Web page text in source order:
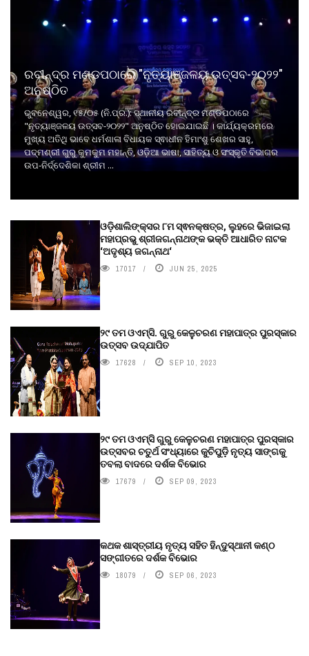
ରବୀନ୍ଦ୍ର ମଣ୍ଡପଠାରେ "ନୃତ୍ୟାଞ୍ଜଳୟ ଉତ୍ସବ-୨୦୨୨"
ଅନୁଷ୍ଠିତ
ଭୁବନେଶ୍ୱର, ୧୫/୦୫ (ନି.ପ୍ର.): ସ୍ଥାନୀୟ ରବୀନ୍ଦ୍ର ମଣ୍ଡପଠାରେ
"ନୃତ୍ୟାଞ୍ଜଳୟ ଉତ୍ସବ-୨୦୨୨" ଅନୁଷ୍ଠିତ ହୋଇଯାଇଛି । କାର୍ଯ୍ୟକ୍ରମରେ
ମୁଖ୍ୟ ଅତିଥି ଭାବେ ଧର୍ମଶାଳା ବିଧାୟକ ସ୍ଵାଧୀନ ହିମାଂଶୁ ଶେଖର ସାହୁ,
ପଦ୍ମଶ୍ରୀ ଗୁରୁ କୁମକୁମ ମହାନ୍ତି, ଓଡ଼ିଆ ଭାଷା, ସାହିତ୍ୟ ଓ ସଂସ୍କୃତି ବିଭାଗର
ଉପ-ନିର୍ଦ୍ଦେଶିକା ଶ୍ରୀମ ...
ଓଡ଼ିଶାଲିଙ୍କ୍ସର ୮ମ ସ୍ଵନକ୍ଷତ୍ର, ଲୁହରେ ଭିଜାଇଲା
ମହାପ୍ରଭୁ ଶ୍ରୀଜଗନ୍ନାଥଙ୍କ ଭକ୍ତି ଆଧାରିତ ନାଟକ
‘ଅଦୃଶ୍ୟ ଜଗନ୍ନାଥ‘
17017 JUN 25, 2025
୨୯ ତମ ଓଏମ୍‌ସି. ଗୁରୁ କେଳୁଚରଣ ମହାପାତ୍ର ପୁରସ୍କାର
ଉତ୍ସବ ଉଦ୍‍ଯାପିତ
17628 SEP 10, 2023
୨୯ ତମ ଓଏମ୍‌ସି ଗୁରୁ କେଳୁଚରଣ ମହାପାତ୍ର ପୁରସ୍କାର
ଉତ୍ସବର ଚତୁର୍ଥ ସଂଧ୍ୟାରେ କୁଚିପୁଡ଼ି ନୃତ୍ୟ ସାଙ୍ଗକୁ
ତବଲା ବାଦରେ ଦର୍ଶକ ବିଭୋର
17679 SEP 09, 2023
କଥକ ଶାସ୍ତ୍ରୀୟ ନୃତ୍ୟ ସହିତ ହିନ୍ଦୁସ୍ଥାନୀ କଣ୍ଠ
ସଙ୍ଗୀତରେ ଦର୍ଶକ ବିଭୋର
18079 SEP 06, 2023